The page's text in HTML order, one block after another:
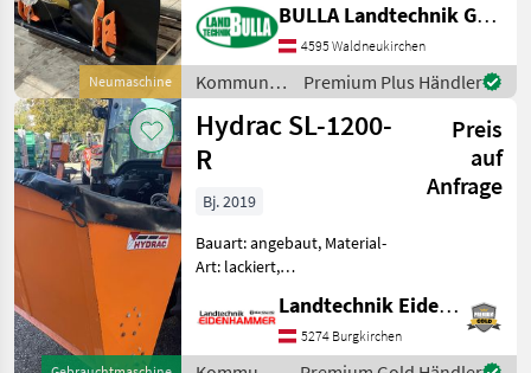
Neumaschine
Lichtanlage, Abdeckplane,
Streubegrenzung AMAZONE
E+S 751 + hydraulische
Schieberbetätigung ( 1x DW
erforder
BULLA Landtechnik GmbH
4595 Waldneukirchen
Kommunalgeräte
/ Amazone
Premium Plus Händler
Hydrac SL-1200-
R
Preis
auf
Anfrage
Bj. 2019
Bauart: angebaut, Material-
Art: lackiert,
mechanisch, Rührwelle,
Lichtanlage, Abdeckplane,
Streubegrenzung -
Landtechnik Eidenhammer GmbH
5274 Burgkirchen